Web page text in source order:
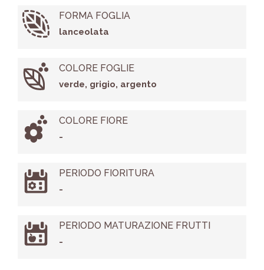
FORMA FOGLIA
lanceolata
COLORE FOGLIE
verde, grigio, argento
COLORE FIORE
-
PERIODO FIORITURA
-
PERIODO MATURAZIONE FRUTTI
-